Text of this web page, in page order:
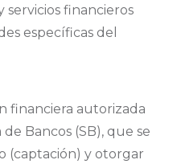
financieros
específicas del
financiera autorizada
Bancos (SB), que se
(captación) y otorgar